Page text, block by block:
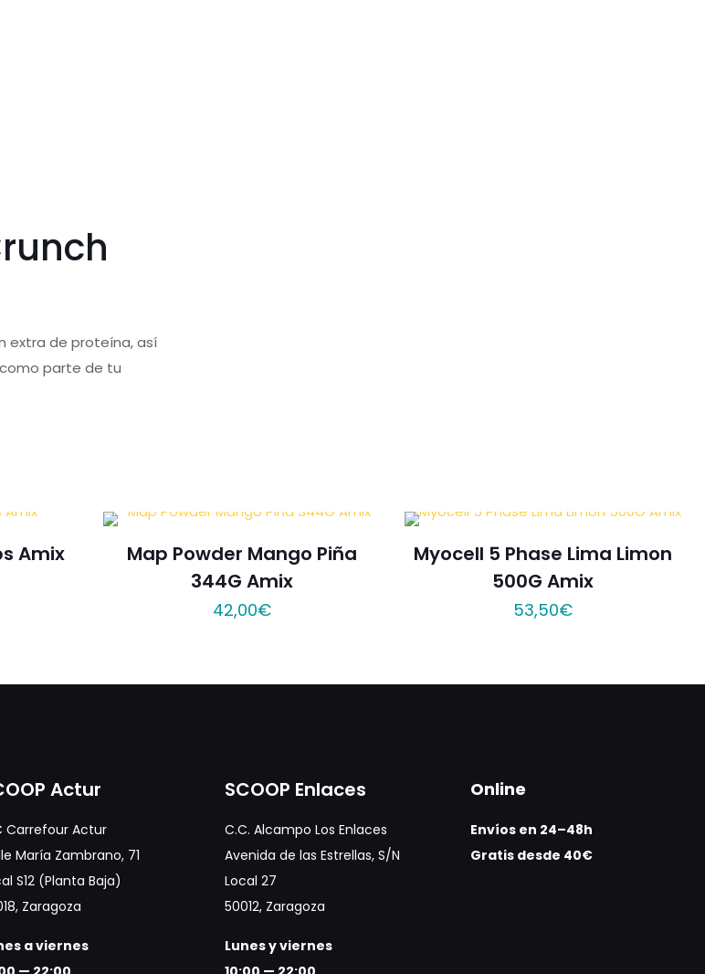
extra de proteína, así
parte de tu
Amix
Map Powder Mango Piña
344G Amix
42,00€
Myocell 5 Phase Lima Limon
500G Amix
53,50€
Actur
Carrefour Actur
María Zambrano, 71
S12 (Planta Baja)
Zaragoza
a viernes
SCOOP Enlaces
C.C. Alcampo Los Enlaces
Avenida de las Estrellas, S/N
Local 27
50012, Zaragoza
Lunes y viernes
Online
Envíos en 24–48h
Gratis desde 40€